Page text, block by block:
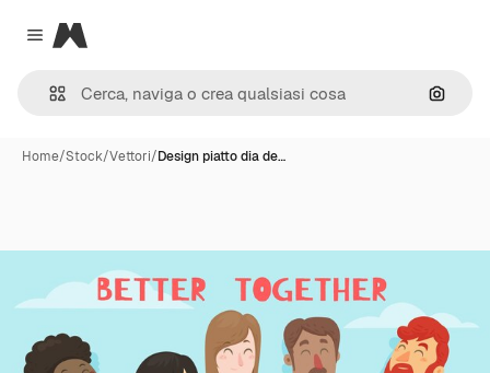
Close menu
Magnific
Cerca
Home/Stock/Vettori/Design piatto dia de…